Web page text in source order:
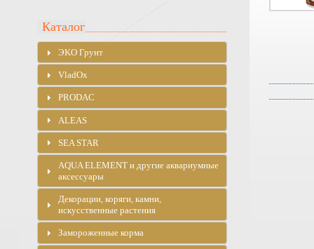
Каталог
ЭKO Грунт
VladOx
PRODAC
ALEAS
SEA STAR
AQUA ELEMENT и другие аквариумные
аксессуары
Декорации, коряги, камни,
искусственные растения
Замороженные корма